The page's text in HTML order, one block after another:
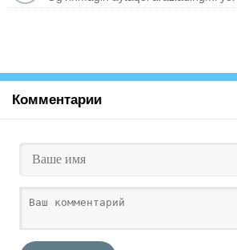
Комментарии